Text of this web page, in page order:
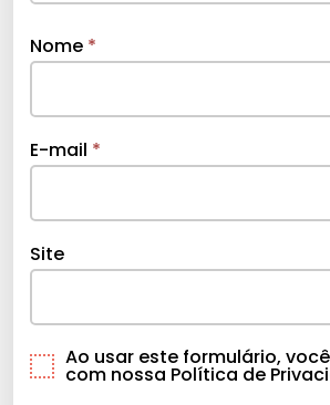
Nome *
E-mail *
Site
Ao usar este formulário,
com nossa Política de